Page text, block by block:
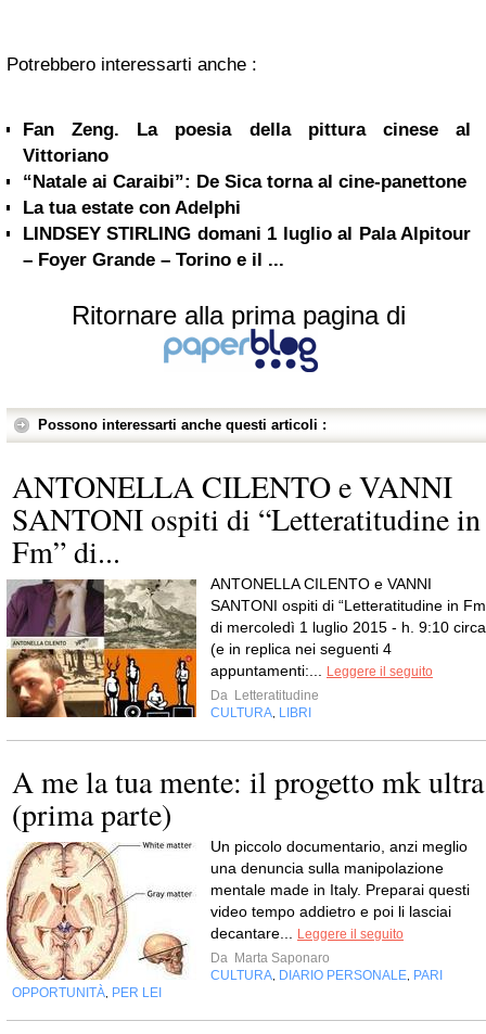
Potrebbero interessarti anche :
Fan Zeng. La poesia della pittura cinese al
Vittoriano
“Natale ai Caraibi”: De Sica torna al cine-panettone
La tua estate con Adelphi
LINDSEY STIRLING domani 1 luglio al Pala Alpitour
– Foyer Grande – Torino e il ...
Ritornare alla prima pagina di
Possono interessarti anche questi articoli :
ANTONELLA CILENTO e VANNI
SANTONI ospiti di “Letteratitudine in
Fm” di...
ANTONELLA CILENTO e VANNI
SANTONI ospiti di “Letteratitudine in
di mercoledì 1 luglio 2015 - h. 9:10 circa
(e in replica nei seguenti 4
appuntamenti:...
Leggere il seguito
Da Letteratitudine
CULTURA LIBRI
A me la tua mente: il progetto mk ultra
(prima parte)
Un piccolo documentario, anzi meglio
una denuncia sulla manipolazione
mentale made in Italy. Preparai questi
video tempo addietro e poi li lasciai
decantare...
Leggere il seguito
Da Marta Saponaro
CULTURA DIARIO PERSONALE PARI
OPPORTUNITÀ PER LEI